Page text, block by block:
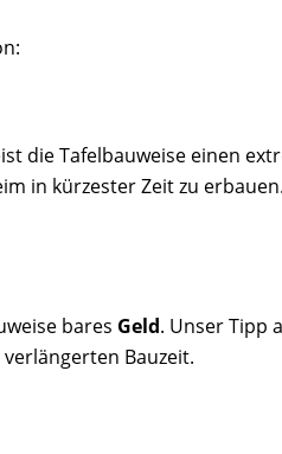
die Tafelbauweise einen
in kürzester Zeit zu
bares Geld. Unser Tipp
Bauzeit.